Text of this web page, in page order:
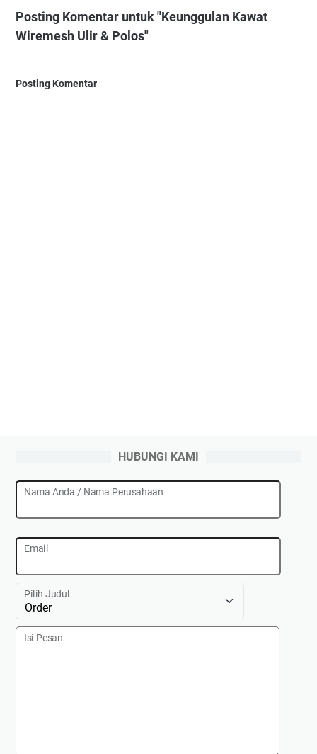
Posting Komentar untuk "Keunggulan Kawat
Wiremesh Ulir & Polos"
Posting Komentar
HUBUNGI KAMI
Nama Anda / Nama Perusahaan
Email
Pilih Judul
Isi Pesan